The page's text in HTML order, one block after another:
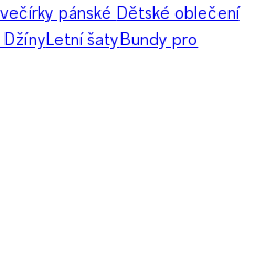
pánské Dětské oblečení
DžínyLetní šatyBundy pro